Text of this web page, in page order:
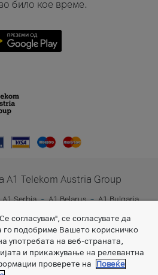
било кое време.
A1 Telekom Austria Group
A1 Serbia A1 Belarus
A1 Bulgaria
согласувам", се согласувате да
го подобриме Вашето корисничко
употребата на веб-страната,
и прикажување на релевантна
проверете на
Повеќе